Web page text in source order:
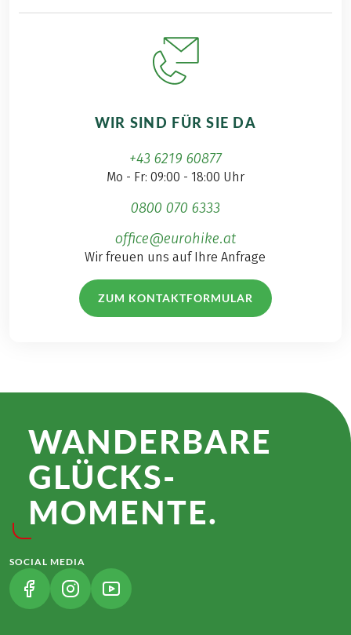
WIR SIND FÜR SIE DA
+43 6219 60877
Mo - Fr: 09:00 - 18:00 Uhr
0800 070 6333
office@eurohike.at
Wir freuen uns auf Ihre Anfrage
ZUM KONTAKTFORMULAR
WANDER­BARE
GLÜCKS­
MOMENTE.
SOCIAL MEDIA
(LINK ÖFFNET IN NEUEM TAB)
(LINK ÖFFNET IN NEUEM TAB)
(LINK ÖFFNET IN NEUEM TAB)